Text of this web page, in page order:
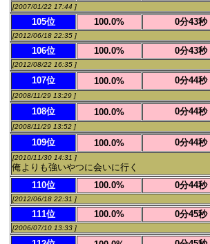
[2007/01/22 17:44 ]
105位 100.0% 0分43秒
[2012/06/18 22:35 ]
106位 100.0% 0分43秒
[2012/08/22 16:35 ]
107位 100.0% 0分44秒
[2008/11/29 13:29 ]
108位 100.0% 0分44秒
[2008/11/29 13:52 ]
109位 100.0% 0分44秒
[2010/11/30 14:31 ]
俺よりも強いやつに会いに行く
110位
100.0% 0分44秒
[2012/06/18 22:31 ]
111位 100.0% 0分45秒
[2006/07/10 13:33 ]